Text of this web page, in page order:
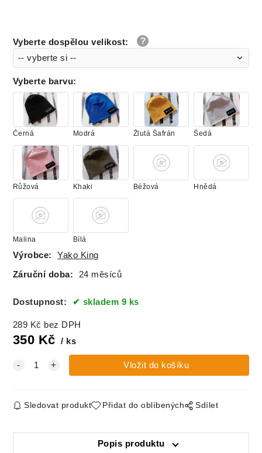
Vyberte dospělou velikost:
Vyberte barvu:
Černá Modrá Žlutá Šafrán Šedá
Růžová Khaki Béžová Hnědá
Malina Bílá
Výrobce: Yako King
Záruční doba: 24 měsíců
Dostupnost: skladem 9 ks
289 Kč bez DPH
350 Kč ks
Sledovat produkt Přidat do oblíbených Sdílet
Popis produktu